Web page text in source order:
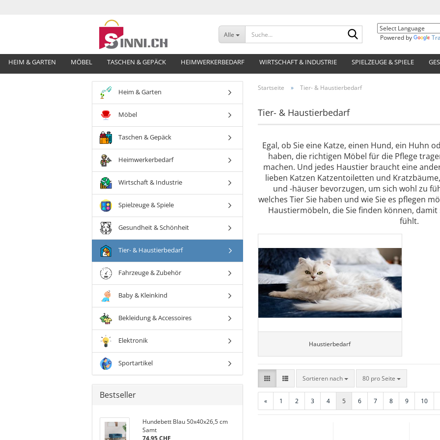
Alle
Suche...
Powered by
HEIM & GARTEN MÖBEL TASCHEN & GEPÄCK HEIMWERKERBEDARF WIRTSCHAFT & INDUSTRIE SPIELZEUGE & SPIELE
Startseite » Tier- & Haustierbedarf
Tier- & Haustierbedarf
Egal, ob Sie eine Katze, einen Hund, ein Huhn
haben, die richtigen Möbel für die Pflege
machen. Und jedes Haustier braucht eine
lieben Katzen Katzentoiletten und
und -häuser bevorzugen, um sich wohl zu
welches Tier Sie haben und wie Sie es pflegen
Haustiermöbeln, die Sie finden können,
fühlt.
Haustierbedarf
Sortieren nach
Sortieren nach 80 pro Seite
pro Seite
« 1 2 3 4 5 6 7 8 9 10
Heim & Garten
Möbel
Taschen & Gepäck
Heimwerkerbedarf
Wirtschaft & Industrie
Spielzeuge & Spiele
Gesundheit & Schönheit
Tier- & Haustierbedarf
Fahrzeuge & Zubehör
Baby & Kleinkind
Bekleidung & Accessoires
Elektronik
Sportartikel
Bestseller
Hundebett Blau 50x40x26,5 cm
Samt
74.95 CHF